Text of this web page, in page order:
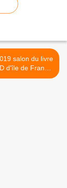
salon du livre
d'île de France
à mennecy >